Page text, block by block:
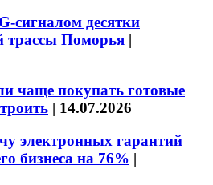
сигналом десятки
трассы Поморья |
чаще покупать готовые
| 14.07.2026
электронных гарантий
бизнеса на 76% |